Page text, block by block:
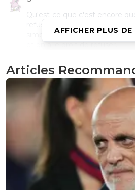
Qu'est-ce que c'est encore
simplement dire essuyer un
et on a le droit de refuser.
flaco75-reviens-l-o 13
Y a le pauv Lloriche qui
match de ce soir ... Les
0 Répondre
bigbang 13 février 2019 à 16:48
AFFICHER PLUS
Articles